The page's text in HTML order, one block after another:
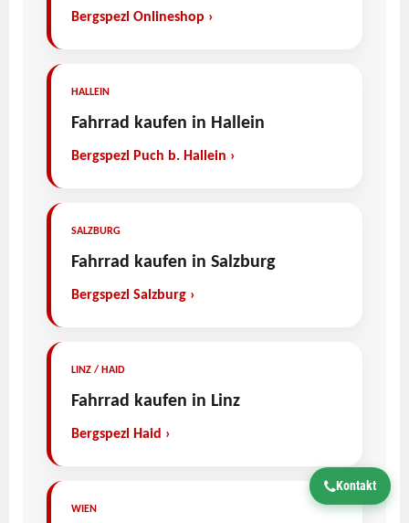
Bergspezl Onlineshop ›
HALLEIN
Fahrrad kaufen in Hallein
Bergspezl Puch b. Hallein ›
SALZBURG
Fahrrad kaufen in Salzburg
Bergspezl Salzburg ›
LINZ / HAID
Fahrrad kaufen in Linz
Bergspezl Haid ›
WIEN
Kontakt